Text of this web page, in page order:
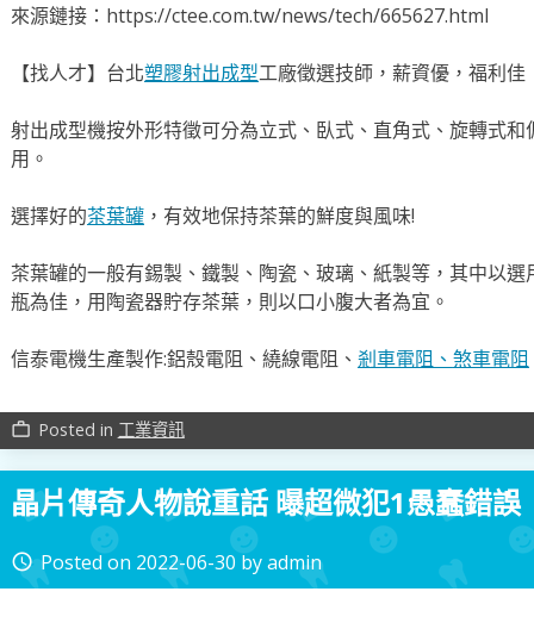
來源鏈接：https://ctee.com.tw/news/tech/665627.html
【找人才】台北塑膠射出成型工廠徵選技師，薪資優，福利佳
射出成型機按外形特徵可分為立式、臥式、直角式、旋轉式
用。
選擇好的茶葉罐，有效地保持茶葉的鮮度與風味!
茶葉罐的一般有錫製、鐵製、陶瓷、玻璃、紙製等，其中以
瓶為佳，用陶瓷器貯存茶葉，則以口小腹大者為宜。
信泰電機生產製作:鋁殼電阻、繞線電阻、 剎車電阻、 煞車電阻
work_outline Posted in 工業資訊
晶片傳奇人物說重話 曝超微犯1愚蠢錯誤
access_time Posted on 2022-06-30 byadmin